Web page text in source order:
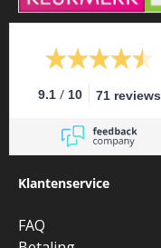
9.1 / 10 71 reviews
Klantenservice
FAQ